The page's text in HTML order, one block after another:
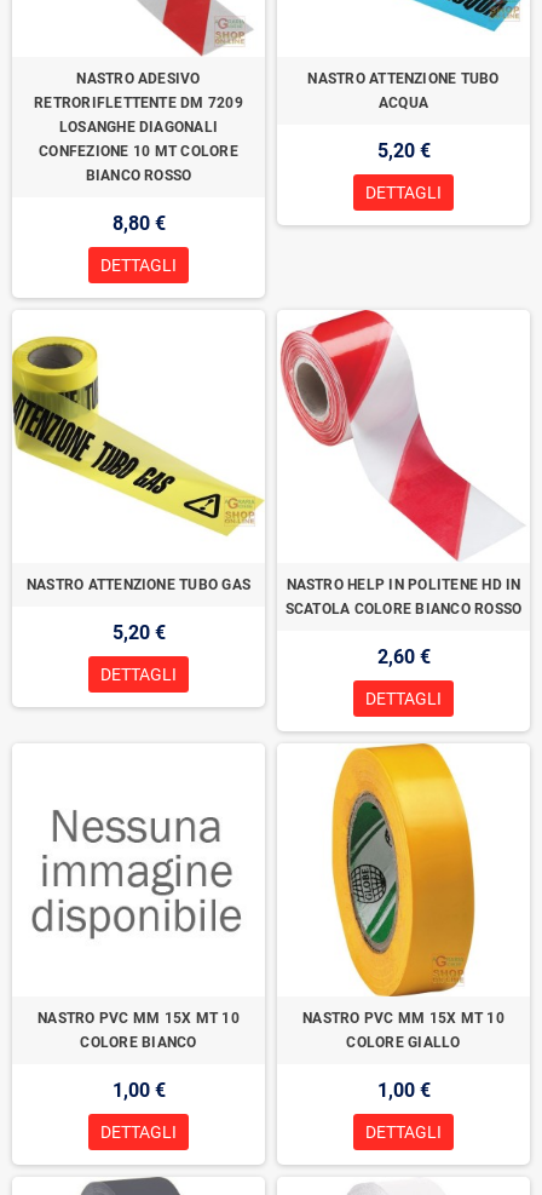
NASTRO ADESIVO
RETRORIFLETTENTE DM 7209
LOSANGHE DIAGONALI
CONFEZIONE 10 MT COLORE
BIANCO ROSSO
8,80 €
DETTAGLI
NASTRO ATTENZIONE TUBO
ACQUA
5,20 €
DETTAGLI
NASTRO ATTENZIONE TUBO GAS
5,20 €
DETTAGLI
NASTRO HELP IN POLITENE HD IN
SCATOLA COLORE BIANCO ROSSO
2,60 €
DETTAGLI
NASTRO PVC MM 15X MT 10
COLORE BIANCO
1,00 €
DETTAGLI
NASTRO PVC MM 15X MT 10
COLORE GIALLO
1,00 €
DETTAGLI